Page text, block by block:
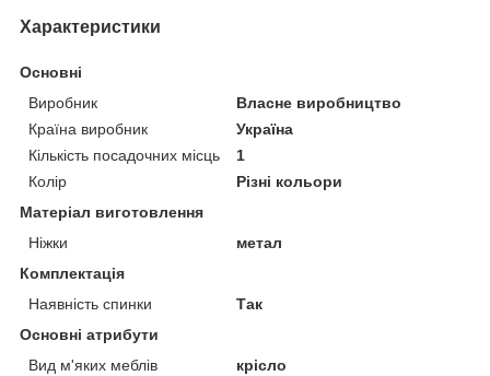
Характеристики
Основні
Виробник
Власне виробництво
Країна виробник
Україна
Кількість посадочних місць
1
Колір
Різні кольори
Матеріал виготовлення
Ніжки
метал
Комплектація
Наявність спинки
Так
Основні атрибути
Вид м'яких меблів
крісло